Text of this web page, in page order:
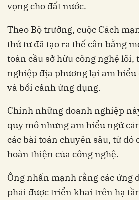
vọng cho đất nước.
Theo Bộ trưởng, cuộc Cách
thứ tư đã tạo ra thế cân bằng
toàn cầu sở hữu công nghệ
nghiệp địa phương lại am
và bối cảnh ứng dụng.
Chính những doanh nghiệp
quy mô nhưng am hiểu ngữ
các bài toán chuyên sâu, từ đó
hoàn thiện của công nghệ.
Ông nhấn mạnh rằng các ứng
phải được triển khai trên hạ